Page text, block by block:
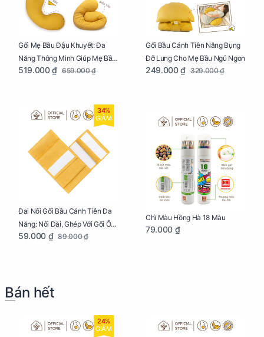
Gối Mẹ Bầu Đậu Khuyết: Đa
Năng Thông Minh Giúp Mẹ Bầu
Ngủ Ngon, Cho Bé Bú Sau Sinh
519.000 ₫ 659.000 ₫
Gối Bầu Cánh Tiên Nâng Bụng
Đỡ Lưng Cho Mẹ Bầu Ngủ Ngon
249.000 ₫ 329.000 ₫
34%
GIẢM
Đai Nối Gối Bầu Cánh Tiên Đa
Năng: Nối Dài, Ghép Với Gối Ôm
Dễ Dàng
59.000 ₫ 89.000 ₫
Chì Màu Hồng Hà 18 Màu
79.000 ₫
Bán hết
24%
GIẢM